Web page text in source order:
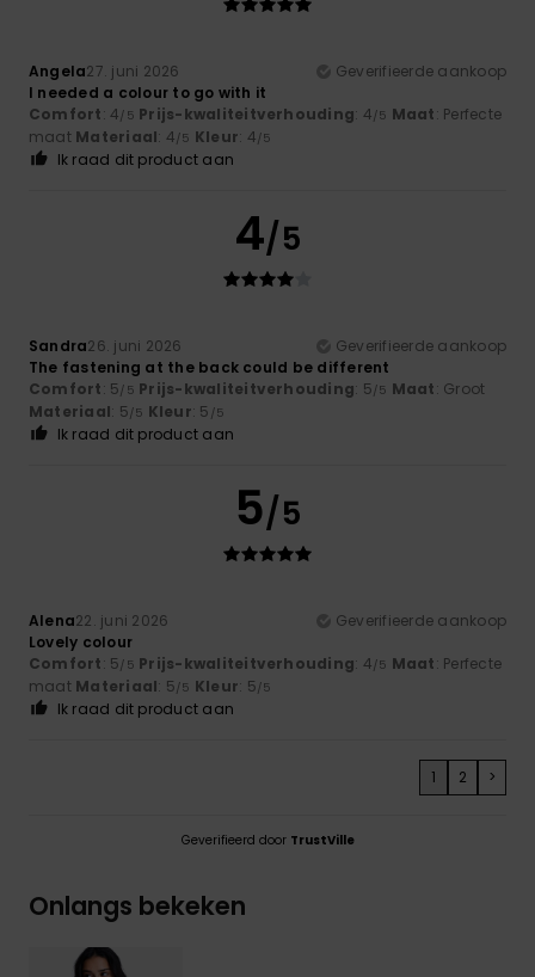
Angela27. juni 2026
Geverifieerde aankoop
I needed a colour to go with it
Comfort: 4/5 Prijs-kwaliteitverhouding: 4/5 Maat: Perfecte
maat Materiaal: 4/5 Kleur: 4/5
Ik raad dit product aan
4/5
Sandra26. juni 2026
Geverifieerde aankoop
The fastening at the back could be different
Comfort: 5/5 Prijs-kwaliteitverhouding: 5/5 Maat: Groot
Materiaal: 5/5 Kleur: 5 /5
Ik raad dit product aan
5/5
Alena22. juni 2026
Geverifieerde aankoop
Lovely colour
Comfort: 5/5 Prijs-kwaliteitverhouding: 4/5 Maat: Perfecte
maat Materiaal: 5/5 Kleur: 5/5
Ik raad dit product aan
1 2 >
Geverifieerd door TrustVille
Onlangs bekeken